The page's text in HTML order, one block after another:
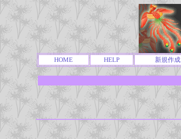
HOME HELP 新規作成